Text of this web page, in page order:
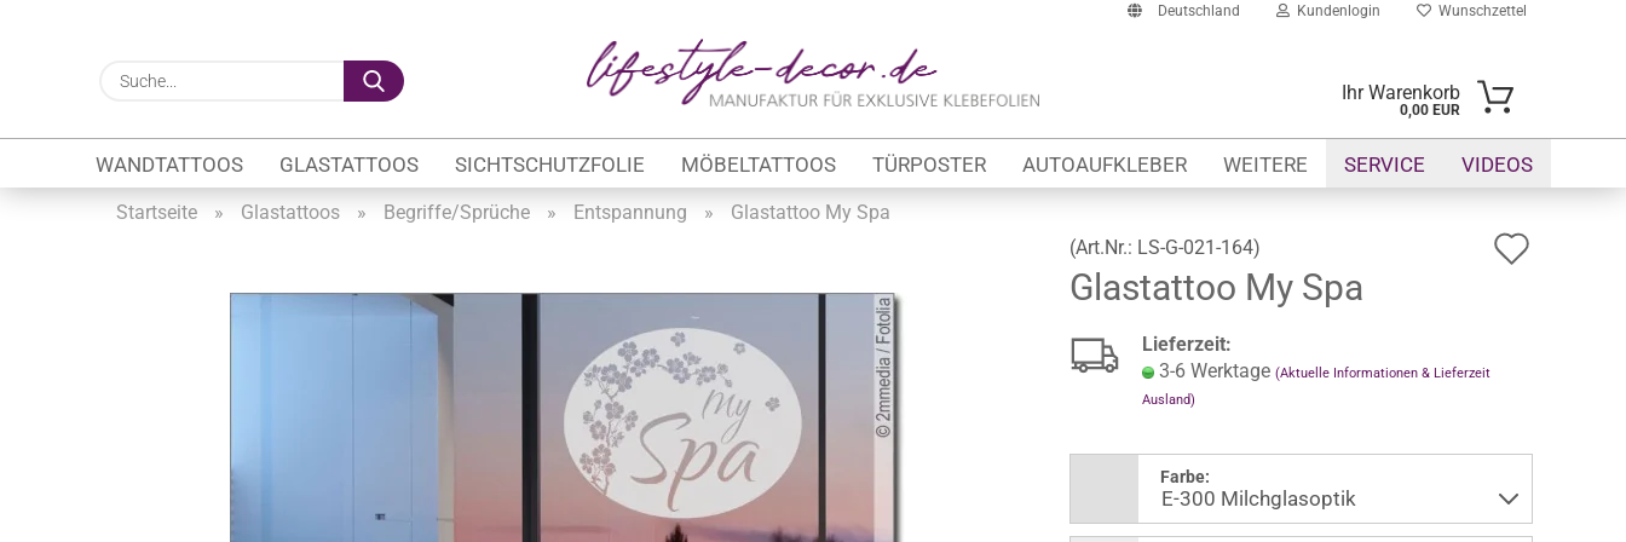
Deutschland
Lieferland
Kundenlogin
E-Mail
Passwort
Konto erstellen
Passwort vergessen?
Wunschzettel
Suche...
Ihr Warenkorb
0,00 EUR
WANDTATTOOS GLASTATTOOS SICHTSCHUTZFOLIE MÖBELTATTOOS TÜRPOSTER AUTOAUFKLEBER SERVICE VIDEOS
WEITERE
Firmenlogo
Sichtschutzfolien Gewerbe
Startseite » Glastattoos » Begriffe/Sprüche » Entspannung »
Glastattoo My Spa
(Art.Nr.: LS-G-021-164)
Glastattoo My Spa
Lieferzeit:
3-6 Werktage (Aktuelle Informationen & Lieferzeit
Ausland)
Farbe: